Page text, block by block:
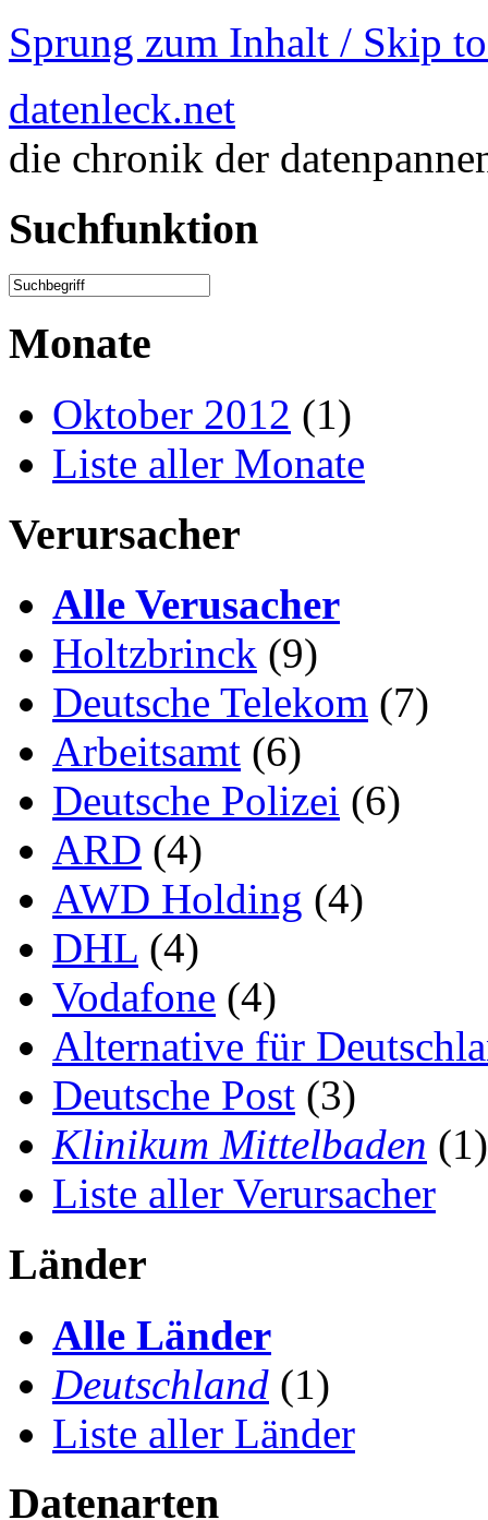
Sprung zum Inhalt / Skip
datenleck.net
die chronik der
Suchfunktion
Monate
Oktober 2012 (1)
Liste aller Monate
Verursacher
Alle Verusacher
Holtzbrinck (9)
Deutsche Telekom (7)
Arbeitsamt (6)
Deutsche Polizei (6)
ARD (4)
AWD Holding (4)
DHL (4)
Vodafone (4)
Alternative für
Deutsche Post (3)
Klinikum Mittelbaden (1)
Liste aller Verursacher
Länder
Alle Länder
Deutschland (1)
Liste aller Länder
Datenarten